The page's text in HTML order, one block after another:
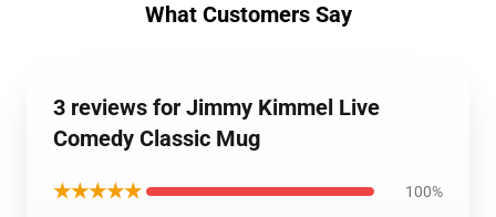
What Customers Say
3 reviews for Jimmy Kimmel Live
Comedy Classic Mug
★★★★★ 100%